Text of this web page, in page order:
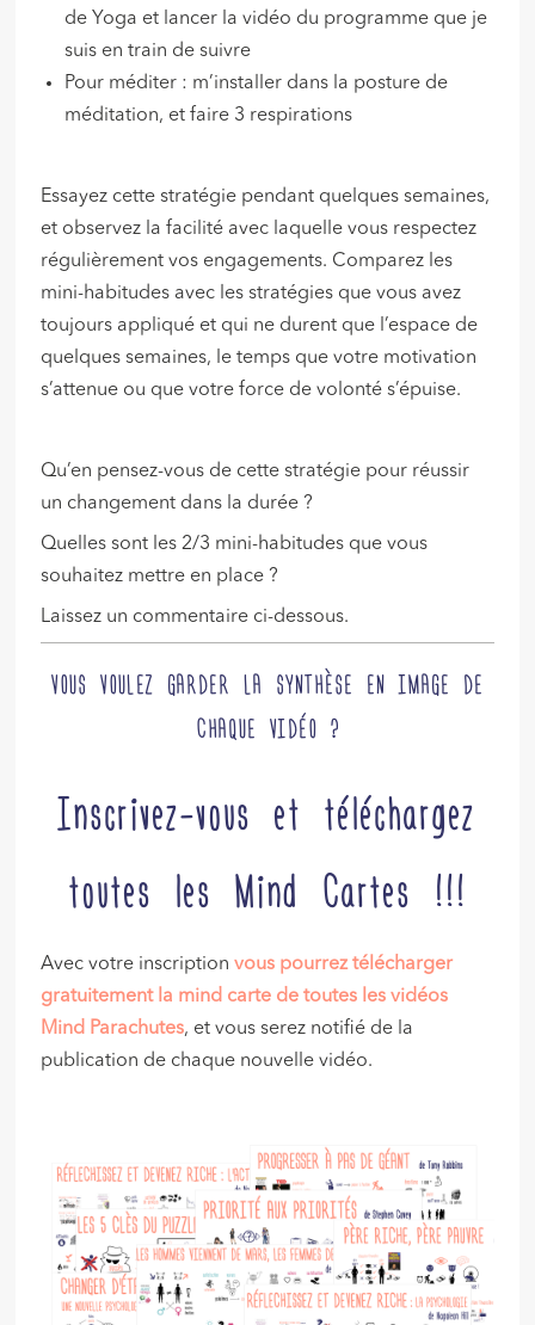
de Yoga et lancer la vidéo du programme que je
suis en train de suivre
Pour méditer : m’installer dans la posture de
méditation, et faire 3 respirations
Essayez cette stratégie pendant quelques semaines,
et observez la facilité avec laquelle vous respectez
régulièrement vos engagements. Comparez les
mini-habitudes avec les stratégies que vous avez
toujours appliqué et qui ne durent que l’espace de
quelques semaines, le temps que votre motivation
s’attenue ou que votre force de volonté s’épuise.
Qu’en pensez-vous de cette stratégie pour réussir
un changement dans la durée ?
Quelles sont les 2/3 mini-habitudes que vous
souhaitez mettre en place ?
Laissez un commentaire ci-dessous.
VOUS VOULEZ GARDER LA SYNTHÈSE EN IMAGE DE
CHAQUE VIDÉO ?
Inscrivez-vous et téléchargez
toutes les Mind Cartes !!!
Avec votre inscriptionvous pourrez télécharger
gratuitement la mind carte de toutes les vidéos
Mind Parachutes, et vous serez notifié de la
publication de chaque nouvelle vidéo.